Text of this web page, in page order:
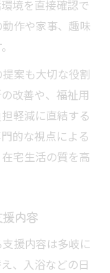
境を直接確認で
作や家事、趣味
案も大切な役割
改善や、福祉用
軽減に直結する
的な視点による
宅生活の質を高
内容
援内容は多岐に
、入浴などの日